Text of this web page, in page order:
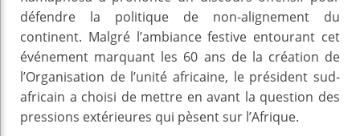
défendre la politique de non-alignement du
continent. Malgré l’ambiance festive entourant cet
événement marquant les 60 ans de la création de
l’Organisation de l’unité africaine, le président sud-
africain a choisi de mettre en avant la question des
pressions extérieures qui pèsent sur l’Afrique.